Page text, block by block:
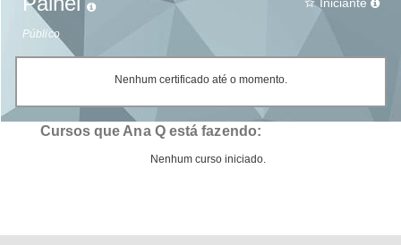
Público
star_border Iniciante
Nenhum certificado até o momento.
Cursos que Ana Q está fazendo:
Nenhum curso iniciado.